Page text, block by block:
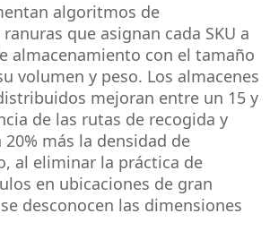
algoritmos de
que asignan cada SKU a
almacenamiento con el tamaño
volumen y peso. Los almacenes
mejoran entre un 15 y
de las rutas de recogida y
más la densidad de
al eliminar la práctica de
en ubicaciones de gran
desconocen las dimensiones